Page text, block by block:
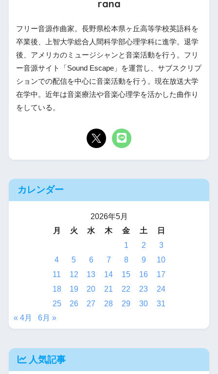
rana
フリー音源作曲家。長野県松本県ヶ丘高等学校英語科を
卒業後、上智大学総合人間科学部心理学科に進学。退学
後、アメリカのミュージシャンと音楽活動を行う。フリ
ー音源サイト「Sound Escape」を運営し、サブスクリプ
ションでの配信を中心に音楽活動を行う。現在放送大学
在学中。近年は音楽療法や音楽心理学を活かした曲作り
をしている。
カレンダー
2026年5月
月
火 水 木 金 土
日
1
2
3
4
5 6 7 8 9
10
11
12 13 14 15 16
17
18
19 20 21 22 23
24
25
26 27 28 29 30
31
« 4月
6月 »
人気記事